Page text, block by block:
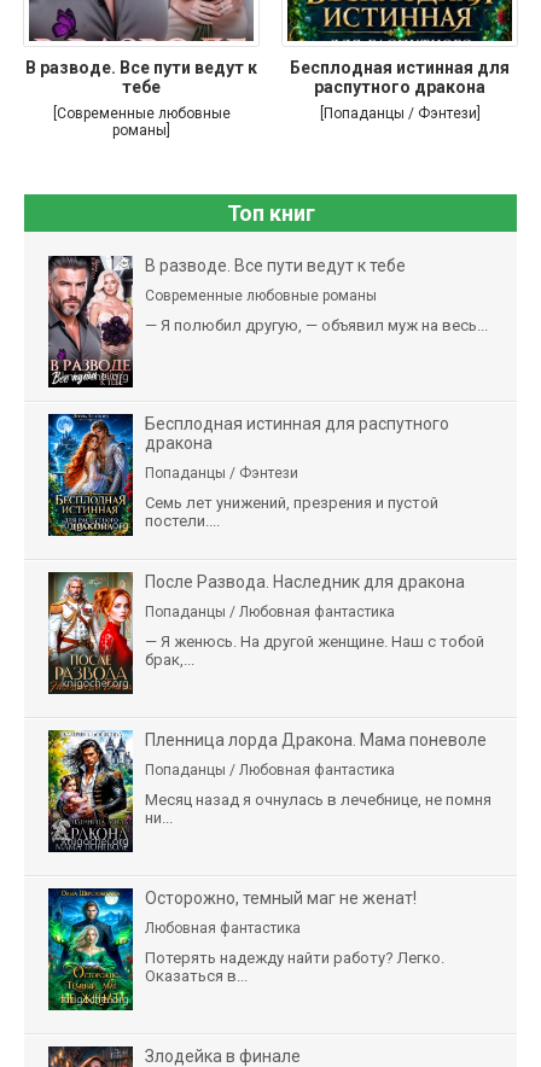
В разводе. Все пути ведут к
тебе
[Современные любовные
романы]
Бесплодная истинная для
распутного дракона
[Попаданцы / Фэнтези]
Топ книг
В разводе. Все пути ведут к тебе
Современные любовные романы
— Я полюбил другую, — объявил муж на весь...
Бесплодная истинная для распутного
дракона
Попаданцы / Фэнтези
Семь лет унижений, презрения и пустой
постели....
После Развода. Наследник для дракона
Попаданцы / Любовная фантастика
— Я женюсь. На другой женщине. Наш с тобой
брак,...
Пленница лорда Дракона. Мама поневоле
Попаданцы / Любовная фантастика
Месяц назад я очнулась в лечебнице, не помня
ни...
Осторожно, темный маг не женат!
Любовная фантастика
Потерять надежду найти работу? Легко.
Оказаться в...
Злодейка в финале